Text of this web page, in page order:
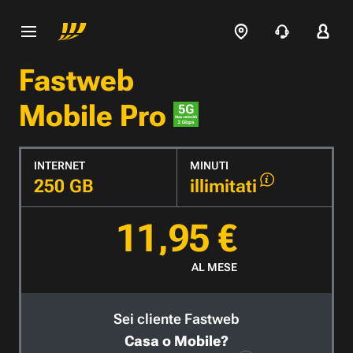
Fastweb
Mobile Pro
INTERNET
250 GB
MINUTI
illimitati
11,95 €
AL MESE
Sei cliente Fastweb
Casa o Mobile?